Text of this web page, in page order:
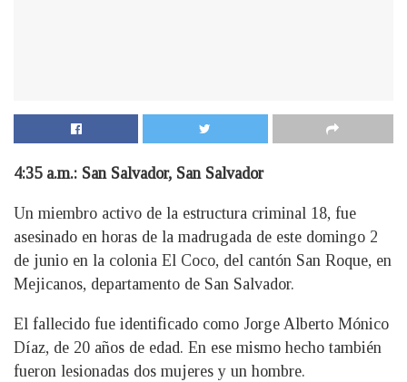
4:35 a.m.: San Salvador, San Salvador
Un miembro activo de la estructura criminal 18, fue
asesinado en horas de la madrugada de este domingo 2
de junio en la colonia El Coco, del cantón San Roque, en
Mejicanos, departamento de San Salvador.
El fallecido fue identificado como Jorge Alberto Mónico
Díaz, de 20 años de edad. En ese mismo hecho también
fueron lesionadas dos mujeres y un hombre.